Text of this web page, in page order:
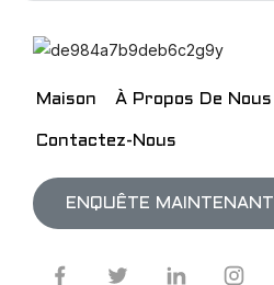
Maison À Propos De Nous
Contactez-Nous
ENQUÊTE MAINTENANT